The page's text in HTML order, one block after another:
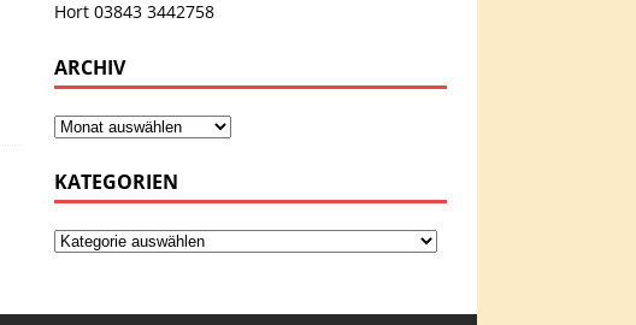
Hort 03843 3442758
ARCHIV
KATEGORIEN